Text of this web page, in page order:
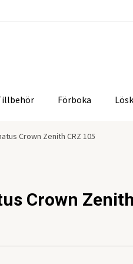
Förboka
Crown Zenith CRZ 105
Crown